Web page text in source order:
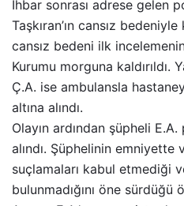
İhbar sonrası adrese gelen
Taşkıran’ın cansız bedeniyle
cansız bedeni ilk
Kurumu morguna kaldırıldı.
Ç.A. ise ambulansla
altına alındı.
Olayın ardından şüpheli
alındı. Şüphelinin
suçlamaları kabul etmediği
bulunmadığını öne sürdüğü